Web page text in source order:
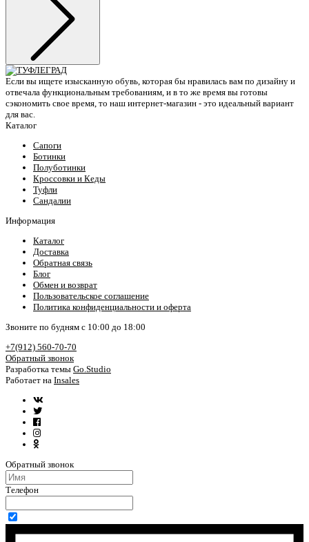
Если вы ищете изысканную обувь, которая бы нравилась вам по дизайну и
отвечала функциональным требованиям, и в то же время вы готовы
сэкономить свое время, то наш интернет-магазин - это идеальный вариант
для вас.
Каталог
Сапоги
Ботинки
Полуботинки
Кроссовки и Кеды
Туфли
Сандалии
Информация
Каталог
Доставка
Обратная связь
Блог
Обмен и возврат
Пользовательское соглашение
Политика конфиденциальности и оферта
Звоните по будням с 10:00 до 18:00
+7(912) 560-70-70
Обратный звонок
Разработка темы Go.Studio
Работает на Insales
Обратный звонок
Телефон